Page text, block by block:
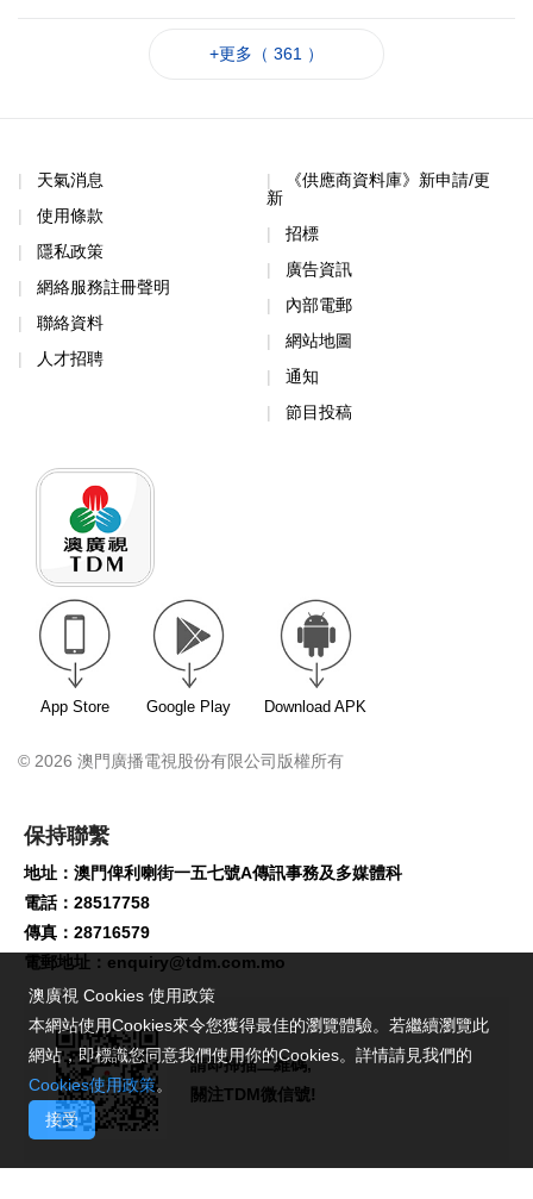
+更多（ 361 ）
天氣消息
使用條款
隱私政策
網絡服務註冊聲明
聯絡資料
人才招聘
《供應商資料庫》新申請/更
新
招標
廣告資訊
內部電郵
網站地圖
通知
節目投稿
App Store Google Play Download APK
© 2026 澳門廣播電視股份有限公司版權所有
保持聯繫
地址：澳門俾利喇街一五七號A傳訊事務及多媒體科
電話：28517758
傳真：28716579
電郵地址： enquiry@tdm.com.mo
請即掃描二維碼,
關注TDM微信號!
澳廣視 Cookies 使用政策
本網站使用Cookies來令您獲得最佳的瀏覽體驗。若繼續瀏覽此
網站，即標識您同意我們使用你的Cookies。詳情請見我們的
Cookies使用政策。
接受